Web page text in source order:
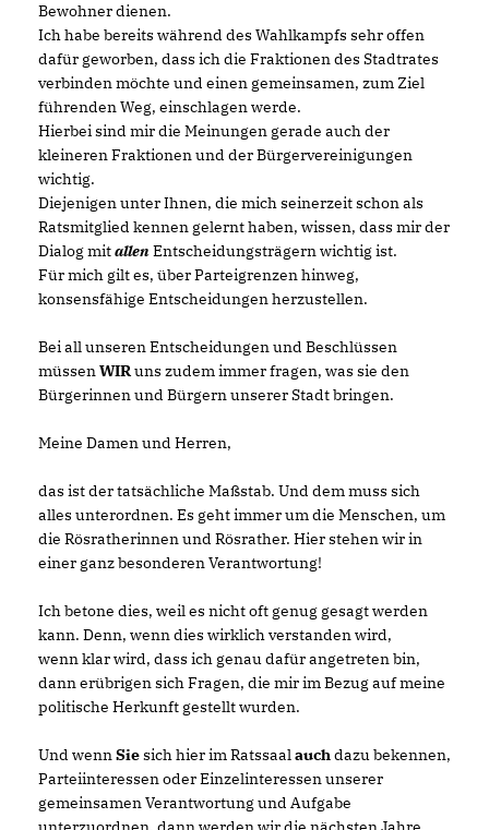
Bewohner dienen.
Ich habe bereits während des Wahlkampfs sehr offen
dafür geworben, dass ich die Fraktionen des Stadtrates
verbinden möchte und einen gemeinsamen, zum Ziel
führenden Weg, einschlagen werde.
Hierbei sind mir die Meinungen gerade auch der
kleineren Fraktionen und der Bürgervereinigungen
wichtig.
Diejenigen unter Ihnen, die mich seinerzeit schon als
Ratsmitglied kennen gelernt haben, wissen, dass mir der
Dialog mitallenEntscheidungsträgern wichtig ist.
Für mich gilt es, über Parteigrenzen hinweg,
konsensfähige Entscheidungen herzustellen.
Bei all unseren Entscheidungen und Beschlüssen
müssenWIRuns zudem immer fragen, was sie den
Bürgerinnen und Bürgern unserer Stadt bringen.
Meine Damen und Herren,
das ist der tatsächliche Maßstab. Und dem muss sich
alles unterordnen. Es geht immer um die Menschen, um
die Rösratherinnen und Rösrather. Hier stehen wir in
einer ganz besonderen Verantwortung!
Ich betone dies, weil es nicht oft genug gesagt werden
kann. Denn, wenn dies wirklich verstanden wird,
wenn klar wird, dass ich genau dafür angetreten bin,
dann erübrigen sich Fragen, die mir im Bezug auf meine
politische Herkunft gestellt wurden.
Und wennSiesich hier im Ratssaalauchdazu bekennen,
Parteiinteressen oder Einzelinteressen unserer
gemeinsamen Verantwortung und Aufgabe